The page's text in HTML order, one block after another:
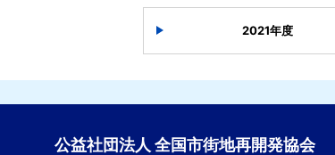
2021年度
公益社団法人 全国市街地再開発協会